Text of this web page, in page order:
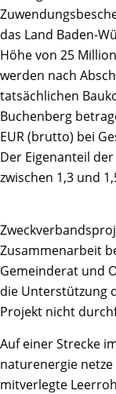
das Land Baden-
Höhe von 25
werden nach
tatsächlichen
Buchenberg
EUR (brutto) bei
Der Eigenanteil
zwischen 1,3 und
Zusammenarbeit
Gemeinderat und
die Unterstützung
Projekt nicht
Auf einer Strecke
naturenergie
mitverlegte